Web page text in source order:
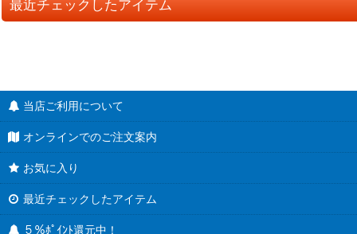
最近チェックしたアイテム
当店ご利用について
オンラインでのご注文案内
お気に入り
最近チェックしたアイテム
５％ﾎﾟｲﾝﾄ還元中！